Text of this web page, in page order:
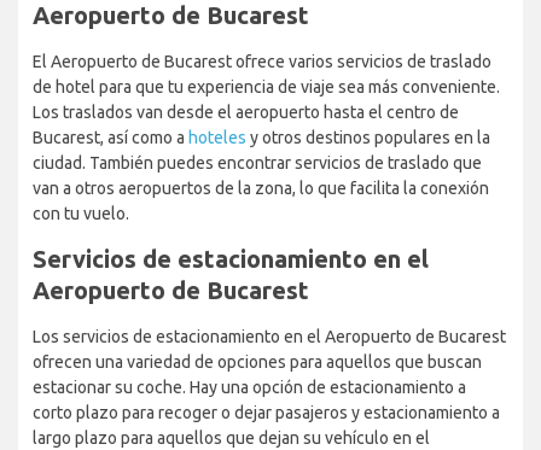
Aeropuerto de Bucarest
El Aeropuerto de Bucarest ofrece varios servicios de traslado
de hotel para que tu experiencia de viaje sea más conveniente.
Los traslados van desde el aeropuerto hasta el centro de
Bucarest, así como a hoteles y otros destinos populares en la
ciudad. También puedes encontrar servicios de traslado que
van a otros aeropuertos de la zona, lo que facilita la conexión
con tu vuelo.
Servicios de estacionamiento en el
Aeropuerto de Bucarest
Los servicios de estacionamiento en el Aeropuerto de Bucarest
ofrecen una variedad de opciones para aquellos que buscan
estacionar su coche. Hay una opción de estacionamiento a
corto plazo para recoger o dejar pasajeros y estacionamiento a
largo plazo para aquellos que dejan su vehículo en el